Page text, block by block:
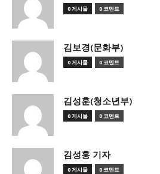
0 게시물 0 코멘트
김보경(문화부)
0 게시물 0 코멘트
김성훈(청소년부)
0 게시물 0 코멘트
김성훙 기자
0 게시물 0 코멘트